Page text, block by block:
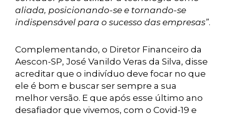
aliada, posicionando-se e tornando-se
indispensável para o sucesso das empresas”.
Complementando, o Diretor Financeiro da
Aescon-SP, José Vanildo Veras da Silva, disse
acreditar que o indivíduo deve focar no que
ele é bom e buscar ser sempre a sua
melhor versão. E que após esse último ano
desafiador que vivemos, com o Covid-19 e